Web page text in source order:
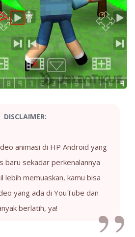
DISCLAIMER:
animasi di HP Android yang
baru sekadar perkenalannya
lebih memuaskan, kamu bisa
yang ada di YouTube dan
berlatih, ya!